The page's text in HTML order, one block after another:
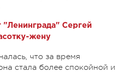
"Ленинграда" Сергей
жену
что за время
стала более спокойной и